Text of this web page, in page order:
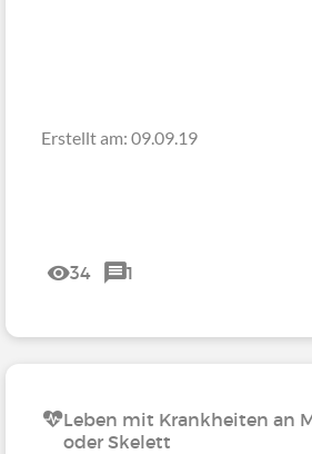
Erstellt am: 09.09.19
34 1
Leben mit Krankheiten an
oder Skelett